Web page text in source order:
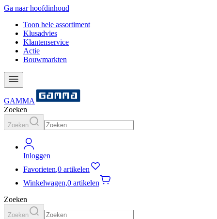
Ga naar hoofdinhoud
Toon hele assortiment
Klusadvies
Klantenservice
Actie
Bouwmarkten
GAMMA
Zoeken
Zoeken
Inloggen
Favorieten,0 artikelen
Winkelwagen,0 artikelen
Zoeken
Zoeken